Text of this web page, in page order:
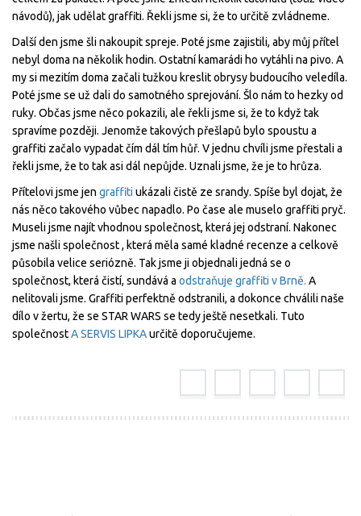
návodů), jak udělat graffiti. Řekli jsme si, že to určitě zvládneme.
Další den jsme šli nakoupit spreje. Poté jsme zajistili, aby můj přítel
nebyl doma na několik hodin. Ostatní kamarádi ho vytáhli na pivo. A
my si mezitím doma začali tužkou kreslit obrysy budoucího veledíla.
Poté jsme se už dali do samotného sprejování. Šlo nám to hezky od
ruky. Občas jsme něco pokazili, ale řekli jsme si, že to když tak
spravíme později. Jenomže takových přešlapů bylo spoustu a
graffiti začalo vypadat čím dál tím hůř. V jednu chvíli jsme přestali a
řekli jsme, že to tak asi dál nepůjde. Uznali jsme, že je to hrůza.
Přítelovi jsme jen graffiti ukázali čistě ze srandy. Spíše byl dojat, že
nás něco takového vůbec napadlo. Po čase ale muselo graffiti pryč.
Museli jsme najít vhodnou společnost, která jej odstraní. Nakonec
jsme našli společnost , která měla samé kladné recenze a celkově
působila velice seriózně. Tak jsme ji objednali jedná se o
společnost, která čistí, sundává a odstraňuje graffiti v Brně. A
nelitovali jsme. Graffiti perfektně odstranili, a dokonce chválili naše
dílo v žertu, že se STAR WARS se tedy ještě nesetkali. Tuto
společnostA SERVIS LIPKAurčitě doporučujeme.